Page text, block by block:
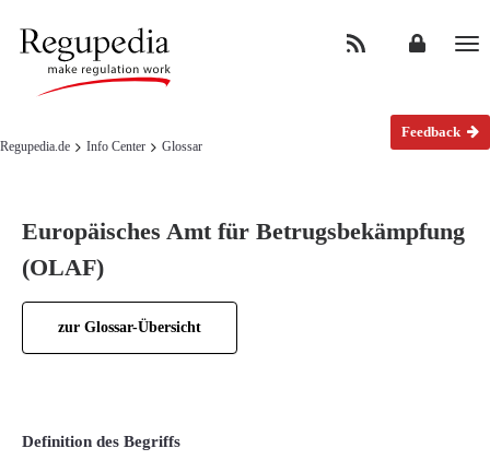
Regupedia.de Info Center Glossar
Feedback
Europäisches Amt für Betrugsbekämpfung
(OLAF)
zur Glossar-Übersicht
Definition des Begriffs